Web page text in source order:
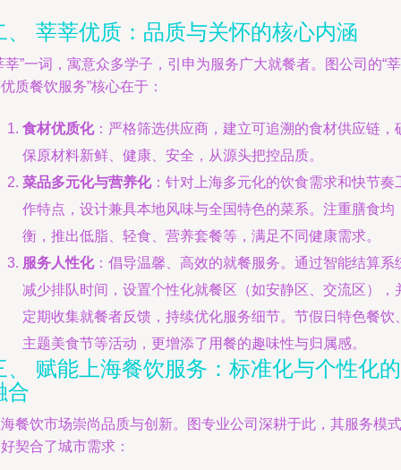
、 莘莘优质：品质与关怀的核心内涵
莘”一词，寓意众多学子，引申为服务广大就餐者。图公司的“莘
质餐饮服务”核心在于：
食材优质化：严格筛选供应商，建立可追溯的食材供应链，
保原材料新鲜、健康、安全，从源头把控品质。
菜品多元化与营养化：针对上海多元化的饮食需求和快节奏
作特点，设计兼具本地风味与全国特色的菜系。注重膳食均
衡，推出低脂、轻食、营养套餐等，满足不同健康需求。
服务人性化：倡导温馨、高效的就餐服务。通过智能结算系
减少排队时间，设置个性化就餐区（如安静区、交流区），
定期收集就餐者反馈，持续优化服务细节。节假日特色餐饮
主题美食节等活动，更增添了用餐的趣味性与归属感。
、 赋能上海餐饮服务：标准化与个性化的
合
餐饮市场崇尚品质与创新。图专业公司深耕于此，其服务模式
契合了城市需求：